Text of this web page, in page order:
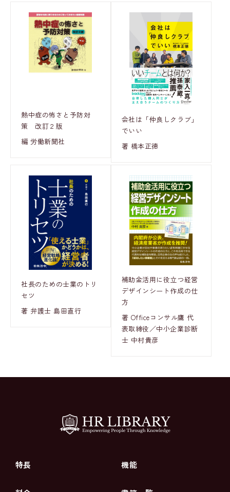
熱中症の怖さと予防対
策 改訂２版
編 労働新聞社
会社は「仲良しクラブ」
でいい
著 橋本正徳
社長のための士業のトリ
セツ
著 弁護士 島田直行
補助金活用に役立つ経営
デザインシート作成の仕
方
著 Officeコンサル鷹 代
表取締役／中小企業診断
士 中村貴彦
特長 機能